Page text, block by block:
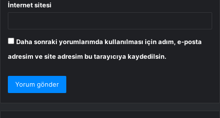
İnternet sitesi
Daha sonraki yorumlarımda kullanılması için adım, e-posta
adresim ve site adresim bu tarayıcıya kaydedilsin.